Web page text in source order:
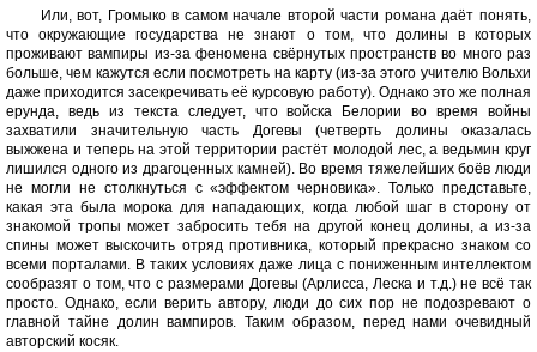
Или, вот, Громыко в самом начале второй части романа даёт понять,
что окружающие государства не знают о том, что долины в которых
проживают вампиры из-за феномена свёрнутых пространств во много раз
больше, чем кажутся если посмотреть на карту (из-за этого учителю Вольхи
даже приходится засекречивать её курсовую работу). Однако это же полная
ерунда, ведь из текста следует, что войска Белории во время войны
захватили значительную часть Догевы (четверть долины оказалась
выжжена и теперь на этой территории растёт молодой лес, а ведьмин круг
лишился одного из драгоценных камней). Во время тяжелейших боёв люди
не могли не столкнуться с «эффектом черновика». Только представьте,
какая эта была морока для нападающих, когда любой шаг в сторону от
знакомой тропы может забросить тебя на другой конец долины, а из-за
спины может выскочить отряд противника, который прекрасно знаком со
всеми порталами. В таких условиях даже лица с пониженным интеллектом
сообразят о том, что с размерами Догевы (Арлисса, Леска и т.д.) не всё так
просто. Однако, если верить автору, люди до сих пор не подозревают о
главной тайне долин вампиров. Таким образом, перед нами очевидный
авторский косяк.